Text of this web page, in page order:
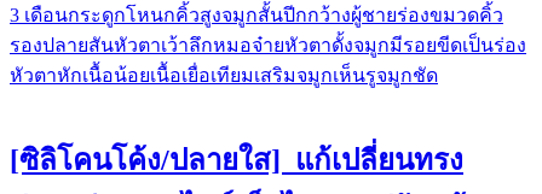
3 เดือนกระดูกโหนกคิ้วสูงจมูกสั้นปีกกว้างผู้ชายร่องขมวดคิ้ว
รองปลายสันหัวตาเว้าลึกหมอจ๋ายหัวตาดั้งจมูกมีรอยขีดเป็นร่อง
หัวตาหักเนื้อน้อยเนื้อเยื่อเทียมเสริมจมูกเห็นรูจมูกชัด
[ซิลิโคนโค้ง/ปลายใส] แก้เปลี่ยนทรง